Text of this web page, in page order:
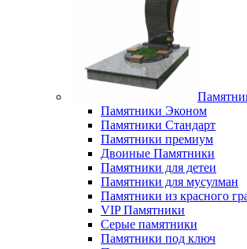
Памятники Эконом
Памятники Стандарт
Памятники премиум
Двоиные Памятники
Памятники для детеи
Памятники для мусулман
Памятники из красного
VIP Памятники
Серые памятники
Памятники под ключ